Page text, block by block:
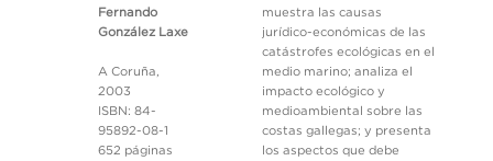
Fernando
González Laxe
A Coruña,
2003
ISBN: 84-
95892-08-1
652 páginas
muestra las causas
jurídico-económicas de las
catástrofes ecológicas en el
medio marino; analiza el
impacto ecológico y
medioambiental sobre las
costas gallegas; y presenta
los aspectos que debe